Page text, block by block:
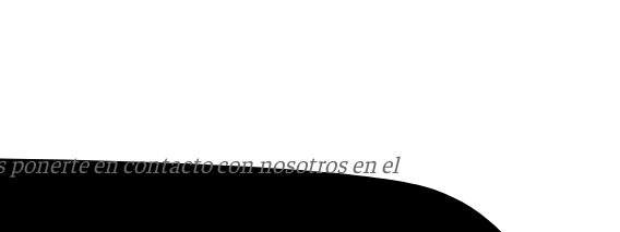
ponerte en contacto con nosotros en el